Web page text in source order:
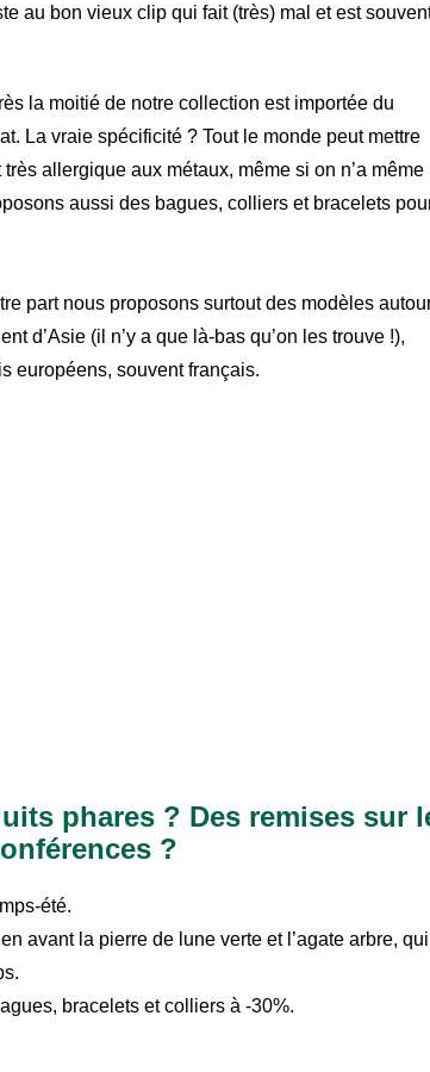
au bon vieux clip qui fait (très) mal et est
la moitié de notre collection est importée du
La vraie spécificité ? Tout le monde peut mettre
allergique aux métaux, même si on n’a même
aussi des bagues, colliers et bracelets
part nous proposons surtout des modèles
d’Asie (il n’y a que là-bas qu’on les trouve !),
européens, souvent français.
phares ? Des remises sur
ces ?
été.
avant la pierre de lune verte et l’agate arbre, qui
bracelets et colliers à -30%.